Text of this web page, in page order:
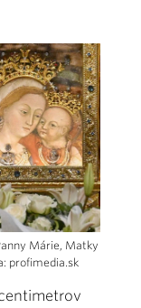
Márie, Matky
profimedia.sk